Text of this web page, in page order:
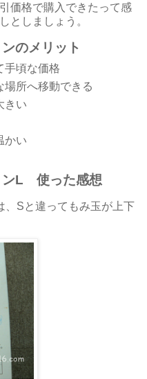
価格で購入できたって感
としましょう。
のメリット
手頃な価格
場所へ移動できる
きい
かい
ンL 使った感想
、Sと違ってもみ玉が上下